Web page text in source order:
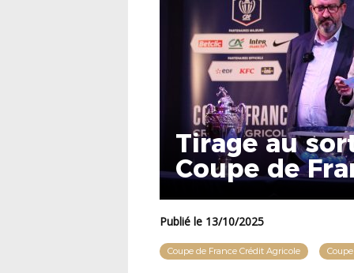
Tirage au
Coupe de
Publié le 13/10/2025
Coupe de France Crédit Agricole